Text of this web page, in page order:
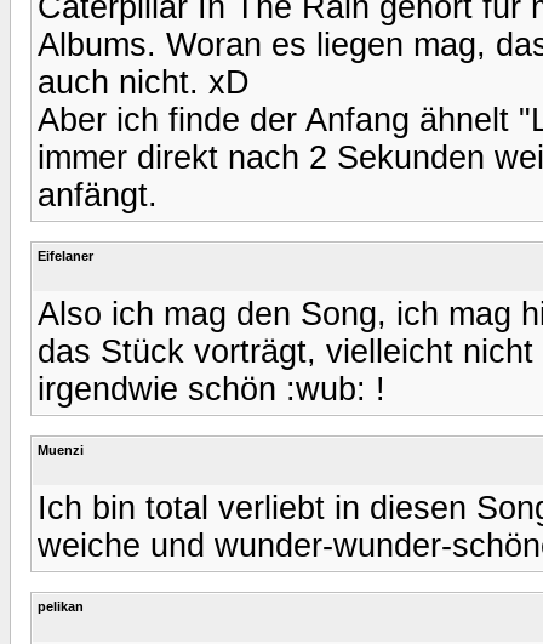
Albums. Woran es liegen mag,
auch nicht. xD
Aber ich finde der Anfang ähnelt
immer direkt nach 2 Sekunden
anfängt.
Eifelaner
Also ich mag den Song, ich mag
das Stück vorträgt, vielleicht
irgendwie schön :wub: !
Muenzi
Ich bin total verliebt in diesen
weiche und wunder-wunder-
pelikan